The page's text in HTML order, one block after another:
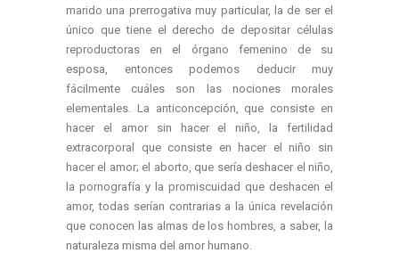
marido una prerrogativa muy particular, la de ser el
único que tiene el derecho de depositar células
reproductoras en el órgano femenino de su
esposa, entonces podemos deducir muy
fácilmente cuáles son las nociones morales
elementales. La anticoncepción, que consiste en
hacer el amor sin hacer el niño, la fertilidad
extracorporal que consiste en hacer el niño sin
hacer el amor; el aborto, que sería deshacer el niño,
la pornografía y la promiscuidad que deshacen el
amor, todas serían contrarias a la única revelación
que conocen las almas de los hombres, a saber, la
naturaleza misma del amor humano.